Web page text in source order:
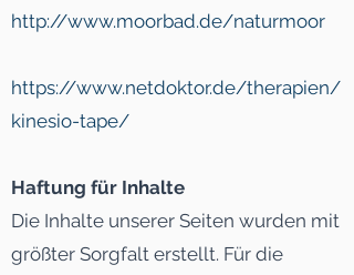
http://www.moorbad.de/naturmoor
https://www.netdoktor.de/therapien/
kinesio-tape/
Haftung für Inhalte
Die Inhalte unserer Seiten wurden mit
größter Sorgfalt erstellt. Für die